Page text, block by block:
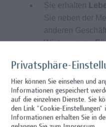
Sie erhalten
Sie neben der
anderen
Wir tragen zur
spezifische
Die Hochschule
zertifiziert und
zur
Privatsphäre-
Hier können Sie einsehen und
Informationen gespeichert
auf die einzelnen Dienste. Sie
den Link "Cookie-
Informationen erhalten Sie in